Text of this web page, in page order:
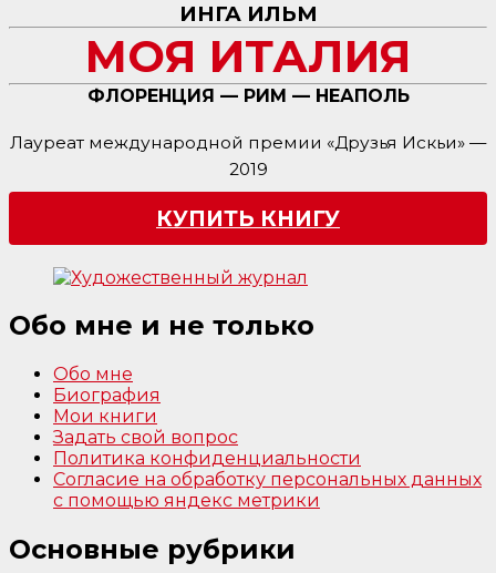
ИНГА ИЛЬМ
МОЯ ИТАЛИЯ
ФЛОРЕНЦИЯ — РИМ — НЕАПОЛЬ
Лауреат международной премии «Друзья Искьи» —
2019
КУПИТЬ КНИГУ
Обо мне и не только
Обо мне
Биография
Мои книги
Задать свой вопрос
Политика конфиденциальности
Согласие на обработку персональных данных
с помощью яндекс метрики
Основные рубрики